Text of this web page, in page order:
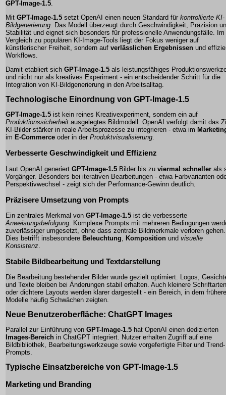
GPT-Image-1.5.
Mit GPT-Image-1.5 setzt OpenAI einen neuen Standard für kontrollierte KI-
Bildgenerierung. Das Modell überzeugt durch Geschwindigkeit, Präzision
Stabilität und eignet sich besonders für professionelle Anwendungsfälle. Im
Vergleich zu populären KI-Image-Tools liegt der Fokus weniger auf
künstlerischer Freiheit, sondern auf verlässlichen Ergebnissen und
Workflows.
Damit etabliert sich GPT-Image-1.5 als leistungsfähiges
und nicht nur als kreatives Experiment - ein entscheidender Schritt für die
Integration von KI-Bildgenerierung in den Arbeitsalltag.
Technologische Einordnung von GPT-Image-1.5
GPT-Image-1.5 ist kein reines Kreativexperiment, sondern ein auf
Produktionssicherheit ausgelegtes Bildmodell. OpenAI verfolgt damit das
KI-Bilder stärker in reale Arbeitsprozesse zu integrieren - etwa im
im E-Commerce oder in der Produktvisualisierung.
Verbesserte Geschwindigkeit und Effizienz
Laut OpenAI generiert GPT-Image-1.5 Bilder bis zu viermal schneller als
Vorgänger. Besonders bei iterativen Bearbeitungen - etwa Farbvarianten
Perspektivwechsel - zeigt sich der Performance-Gewinn deutlich.
Präzisere Umsetzung von Prompts
Ein zentrales Merkmal von GPT-Image-1.5 ist die verbesserte
Anweisungsbefolgung. Komplexe Prompts mit mehreren Bedingungen
zuverlässiger umgesetzt, ohne dass zentrale Bildmerkmale verloren gehen.
Dies betrifft insbesondere Beleuchtung, Komposition und visuelle
Konsistenz.
Stabile Bildbearbeitung und Textdarstellung
Die Bearbeitung bestehender Bilder wurde gezielt optimiert. Logos,
und Texte bleiben bei Änderungen stabil erhalten. Auch kleinere Schriftarten
oder dichtere Layouts werden klarer dargestellt - ein Bereich, in dem frühere
Modelle häufig Schwächen zeigten.
Neue Benutzeroberfläche: ChatGPT Images
Parallel zur Einführung von GPT-Image-1.5 hat OpenAI einen dedizierten
Images-Bereich in ChatGPT integriert. Nutzer erhalten Zugriff auf eine
Bildbibliothek, Bearbeitungswerkzeuge sowie vorgefertigte Filter und Trend-
Prompts.
Typische Einsatzbereiche von GPT-Image-1.5
Marketing und Branding